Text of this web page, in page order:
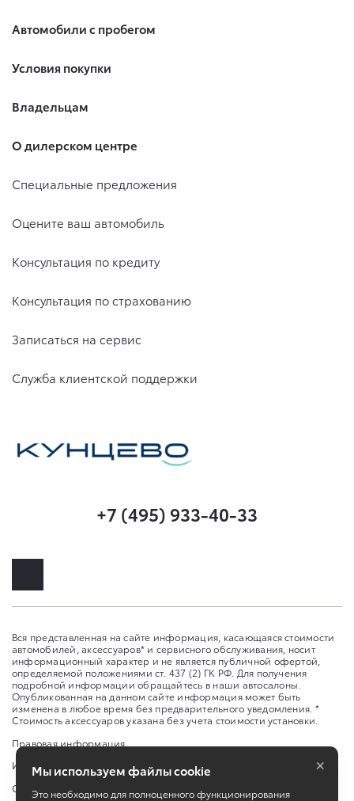
Автомобили с пробегом
Условия покупки
Владельцам
О дилерском центре
Специальные предложения
Оцените ваш автомобиль
Консультация по кредиту
Консультация по страхованию
Записаться на сервис
Служба клиентской поддержки
+7 (495) 933-40-33
Вся представленная на сайте информация, касающаяся стоимости
автомобилей, аксессуаров* и сервисного обслуживания, носит
информационный характер и не является публичной офертой,
определяемой положениями ст. 437 (2) ГК РФ. Для получения
подробной информации обращайтесь в наши автосалоны.
Опубликованная на данном сайте информация может быть
изменена в любое время без предварительного уведомления. *
Стоимость аксессуаров указана без учета стоимости установки.
Правовая информация
Изменить настройку cookies
Сбросить cookie
Мы используем файлы cookie
Это необходимо для полноценного функционирования
×